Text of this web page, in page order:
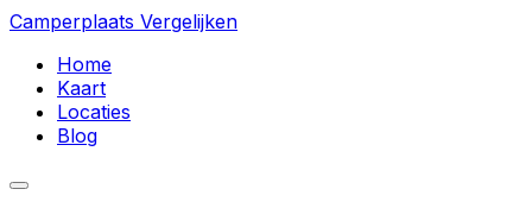
Camperplaats Vergelijken
Home
Kaart
Locaties
Blog